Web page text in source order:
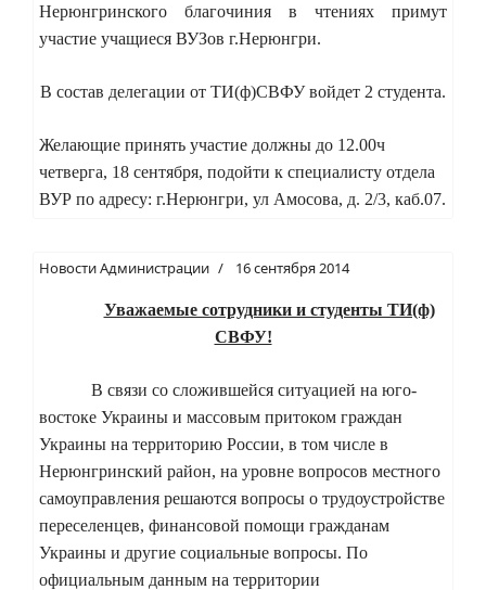
Нерюнгринского благочиния в чтениях примут
участие учащиеся ВУЗов г.Нерюнгри.
В состав делегации от ТИ(ф)СВФУ войдет 2 студента.
Желающие принять участие должны до 12.00ч
четверга, 18 сентября, подойти к специалисту отдела
ВУР по адресу: г.Нерюнгри, ул Амосова, д. 2/3, каб.07.
Новости Администрации 16 сентября 2014
Уважаемые сотрудники и студенты ТИ(ф)
СВФУ!
В связи со сложившейся ситуацией на юго-
востоке Украины и массовым притоком граждан
Украины на территорию России, в том числе в
Нерюнгринский район, на уровне вопросов местного
самоуправления решаются вопросы о трудоустройстве
переселенцев, финансовой помощи гражданам
Украины и другие социальные вопросы. По
официальным данным на территории